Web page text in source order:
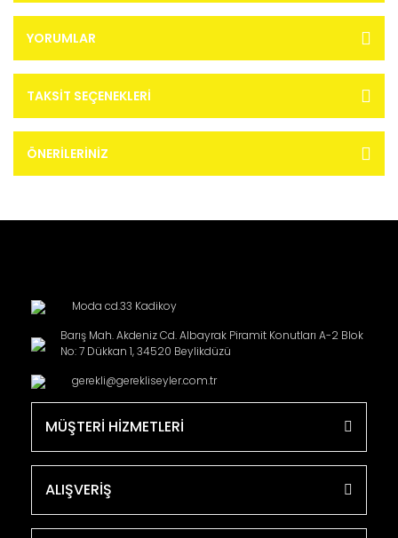
YORUMLAR
TAKSIT SEÇENEKLERI
ÖNERILERINIZ
Moda cd.33 Kadikoy
Barış Mah. Akdeniz Cd. Albayrak Piramit Konutları A-2 Blok
No: 7 Dükkan 1, 34520 Beylikdüzü
gerekli@gerekliseyler.com.tr
MÜŞTERİ HİZMETLERİ
ALIŞVERİŞ